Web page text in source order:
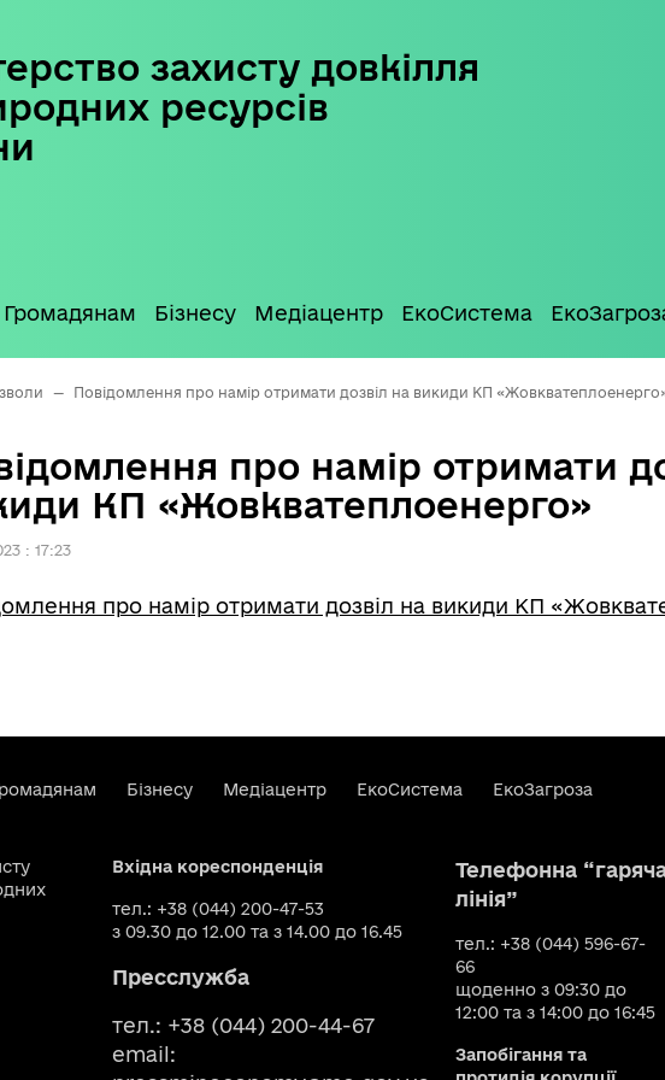
захисту довкілля
ресурсів
Громадянам Бізнесу Медіацентр ЕкоСистема
— Повідомлення про намір отримати дозвіл на викиди КП
про намір отримати
КП «Жовкватеплоенерго»
: 17:23
про намір отримати дозвіл на викиди КП
Бізнесу Медіацентр ЕкоСистема ЕкоЗагроза
Вхідна кореспонденція
тел.: +38 (044) 200-47-53
з 09.30 до 12.00 та з 14.00 до 16.45
Пресслужба
тел.: +38 (044) 200-44-67
email:
Телефонна
лінія”
тел.: +38 (044) 596-67-
66
щоденно з 09:30 до
12:00 та з 14:00 до 16:45
Запобігання та